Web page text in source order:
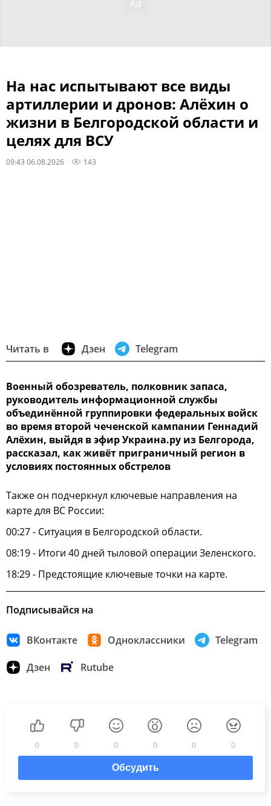
На нас испытывают все виды
артиллерии и дронов: Алёхин о
жизни в Белгородской области и
целях для ВСУ
09:43 06.08.2026 143
Читать в Дзен Telegram
Военный обозреватель, полковник запаса,
руководитель информационной службы
объединённой группировки федеральных войск
во время второй чеченской кампании Геннадий
Алёхин, выйдя в эфир Украина.ру из Белгорода,
рассказал, как живёт приграничный регион в
условиях постоянных обстрелов
Также он подчеркнул ключевые направления на
карте для ВС России:
00:27 - Ситуация в Белгородской области.
08:19 - Итоги 40 дней тыловой операции Зеленского.
18:29 - Предстоящие ключевые точки на карте.
Подписывайся на
ВКонтакте Одноклассники Telegram
Дзен Rutube
0 0 0 0 0 0
Обсудить